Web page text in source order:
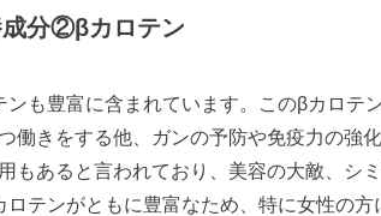
成分②βカロテン
ンも豊富に含まれています。このβカロテ
働きをする他、ガンの予防や免疫力の強
もあると言われており、美容の大敵、シ
テンがともに豊富なため、特に女性の方